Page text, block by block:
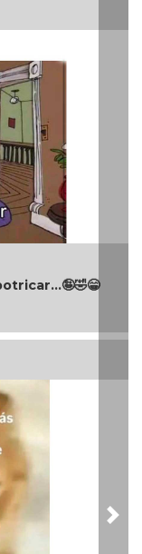
todas las